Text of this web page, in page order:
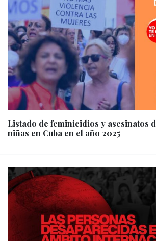
Listado de feminicidios y asesinatos
niñas en Cuba en el año 2025